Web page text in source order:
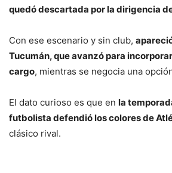
quedó descartada por la dirigencia
Con ese escenario y sin club,
Tucumán, que avanzó para
cargo, mientras se negocia una
El dato curioso es que en la
futbolista defendió los colores de
clásico rival.